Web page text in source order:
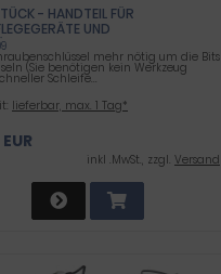
- HANDTEIL FÜR
UND M
mehr nötig um die Bits
(Sie benötigen kein Werkzeug
Schleife...
lieferbar, max. 1 Tag*
inkl .MwSt., zzgl. Versand